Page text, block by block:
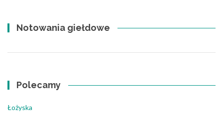
Notowania giełdowe
Polecamy
Łożyska